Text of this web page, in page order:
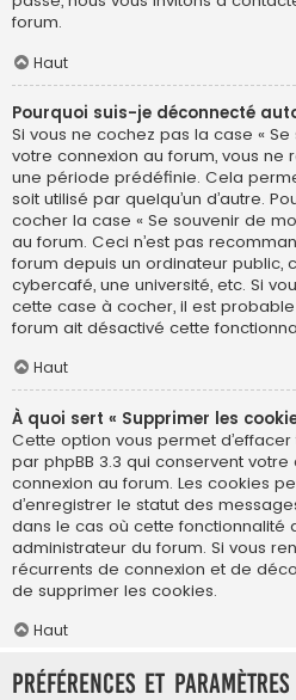
forum.
Haut
Pourquoi suis-je déconnecté
Si vous ne cochez pas la case «
votre connexion au forum, vous
une période prédéfinie. Cela
soit utilisé par quelqu’un d’autre.
cocher la case « Se souvenir de
au forum. Ceci n’est pas
forum depuis un ordinateur public,
cybercafé, une université, etc. Si
cette case à cocher, il est probable
forum ait désactivé cette
Haut
À quoi sert « Supprimer les
Cette option vous permet
par phpBB 3.3 qui conservent
connexion au forum. Les cookies
d’enregistrer le statut des
dans le cas où cette fonctionnalité
administrateur du forum. Si vous
récurrents de connexion et de
de supprimer les cookies.
Haut
Préférences et